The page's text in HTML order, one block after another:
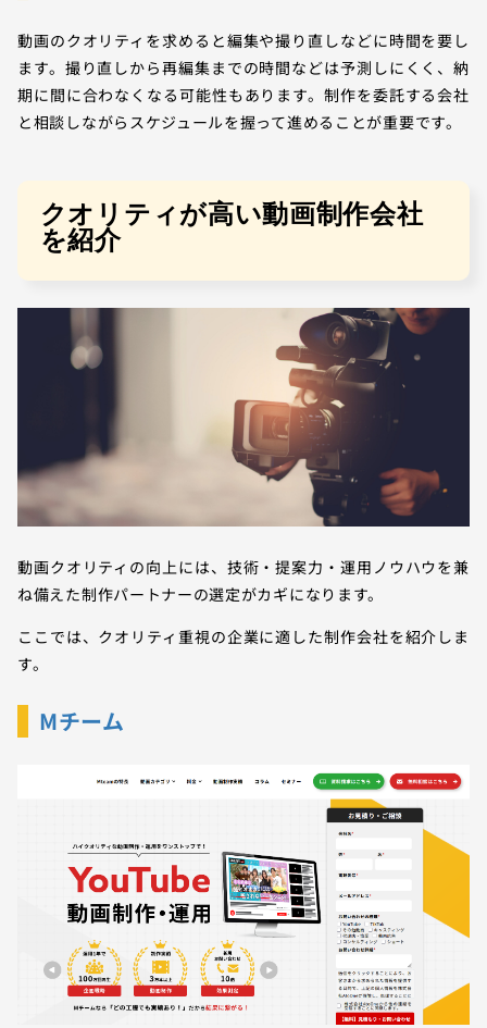
動画のクオリティを求めると編集や撮り直しなどに時間を要し
ます。撮り直しから再編集までの時間などは予測しにくく、納
期に間に合わなくなる可能性もあります。制作を委託する会社
と相談しながらスケジュールを握って進めることが重要です。
クオリティが高い動画制作会社
を紹介
動画クオリティの向上には、技術・提案力・運用ノウハウを兼
ね備えた制作パートナーの選定がカギになります。
ここでは、クオリティ重視の企業に適した制作会社を紹介しま
す。
Mチーム